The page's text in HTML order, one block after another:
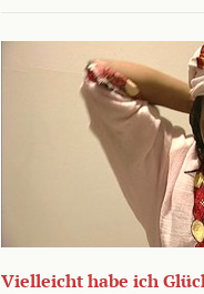
Vielleicht habe ich